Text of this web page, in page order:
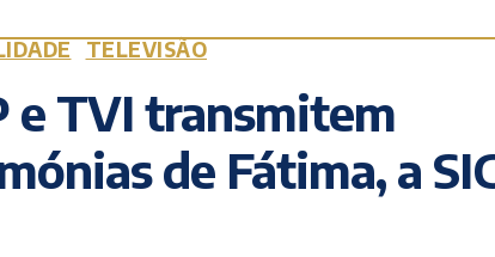
TELEVISÃO
e TVI transmitem
de Fátima, a